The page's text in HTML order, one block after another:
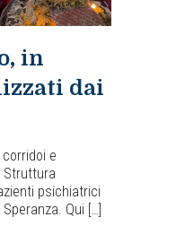
in
dai
e
Struttura
psichiatrici
Qui […]